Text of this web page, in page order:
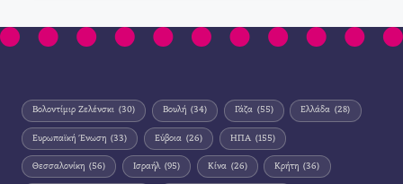
Βολοντίμιρ Ζελένσκι (30) Βουλή (34) Γάζα (55) Ελλάδα (28)
Ευρωπαϊκή Ένωση (33) Εύβοια (26) ΗΠΑ (155)
Θεσσαλονίκη (56) Ισραήλ (95) Κίνα (26) Κρήτη (36)